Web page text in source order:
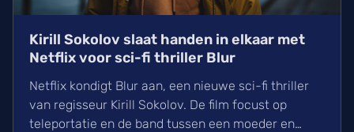
Kirill Sokolov slaat handen in elkaar met
Netflix voor sci-fi thriller Blur
Netflix kondigt Blur aan, een nieuwe sci-fi thriller
van regisseur Kirill Sokolov. De film focust op
teleportatie en de band tussen een moeder en